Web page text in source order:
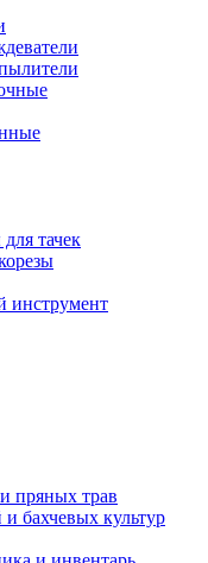
тачек
инструмент
пряных трав
бахчевых культур